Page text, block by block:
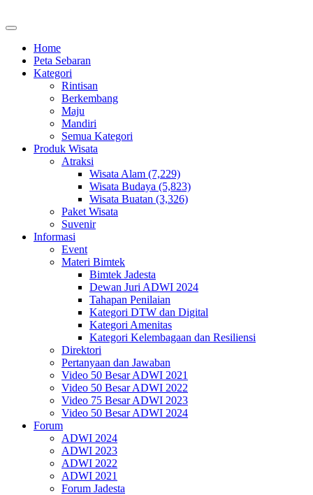
Home
Peta Sebaran
Kategori
Rintisan
Berkembang
Maju
Mandiri
Semua Kategori
Produk Wisata
Atraksi
Wisata Alam (7,229)
Wisata Budaya (5,823)
Wisata Buatan (3,326)
Paket Wisata
Suvenir
Informasi
Event
Materi Bimtek
Bimtek Jadesta
Dewan Juri ADWI 2024
Tahapan Penilaian
Kategori DTW dan Digital
Kategori Amenitas
Kategori Kelembagaan dan Resiliensi
Direktori
Pertanyaan dan Jawaban
Video 50 Besar ADWI 2021
Video 50 Besar ADWI 2022
Video 75 Besar ADWI 2023
Video 50 Besar ADWI 2024
Forum
ADWI 2024
ADWI 2023
ADWI 2022
ADWI 2021
Forum Jadesta